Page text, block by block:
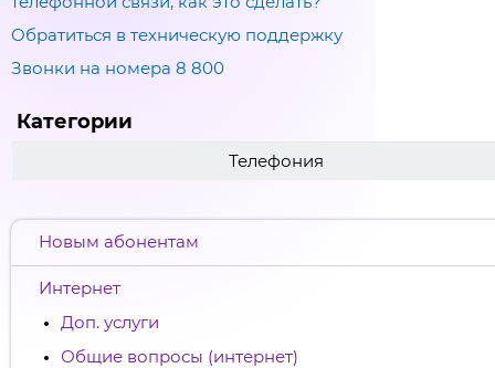
Новым абонентам
Интернет
Доп. услуги
Общие вопросы (интернет)
Обратиться в техническую поддержку
Звонки на номера 8 800
Категории
Телефония